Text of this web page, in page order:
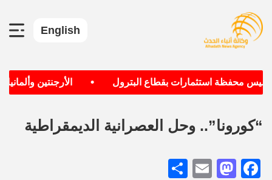
English
محفظة استثمارات بقطاع البترول الأرجنتين وألمانيا
“كورونا”.. وحل العصرانية الديمقراطية
Facebook
Mastodon
Email